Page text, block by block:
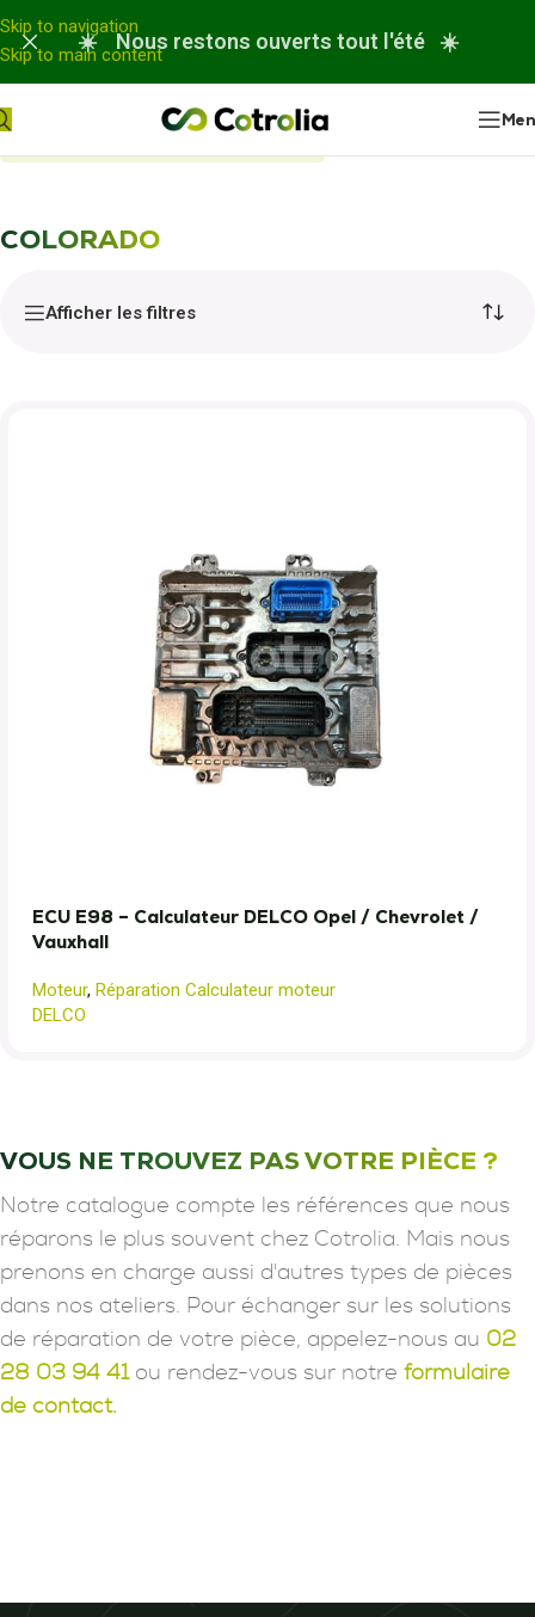
Panneau de gestion des cookies
Skip to navigation
Skip to main content
☀️ Nous restons ouverts tout l'été ☀️
COLORADO
Afficher les filtres
ECU E98 – Calculateur DELCO Opel / Chevrolet /
Vauxhall
Moteur, Réparation Calculateur moteur
DELCO
VOUS NE TROUVEZ PAS VOTRE PIÈCE ?
Notre catalogue compte les références que nous
réparons le plus souvent chez Cotrolia. Mais nous
prenons en charge aussi d'autres types de pièces
dans nos ateliers. Pour échanger sur les solutions
de réparation de votre pièce, appelez-nous au 02
28 03 94 41ou rendez-vous sur notre formulaire
de contact.